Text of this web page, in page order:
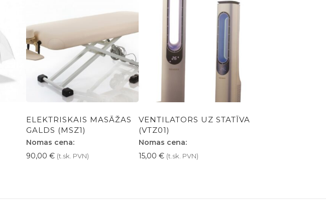
ELEKTRISKAIS MASĀŽAS
GALDS (MSZ1)
Nomas cena:
90,00 € (t.sk. PVN)
VENTILATORS UZ STATĪVA
(VTZ01)
Nomas cena:
15,00 € (t.sk. PVN)